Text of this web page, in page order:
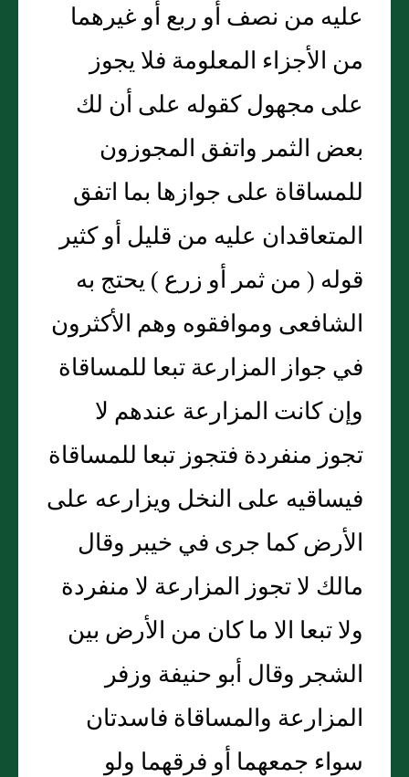
عليه من نصف أو ربع أو غيرهما
من الأجزاء المعلومة فلا يجوز
على مجهول كقوله على أن لك
بعض الثمر واتفق المجوزون
للمساقاة على جوازها بما اتفق
المتعاقدان عليه من قليل أو كثير
قوله ( من ثمر أو زرع ) يحتج به
الشافعى وموافقوه وهم الأكثرون
في جواز المزارعة تبعا للمساقاة
وإن كانت المزارعة عندهم لا
تجوز منفردة فتجوز تبعا للمساقاة
فيساقيه على النخل ويزارعه على
الأرض كما جرى في خيبر وقال
مالك لا تجوز المزارعة لا منفردة
ولا تبعا الا ما كان من الأرض بين
الشجر وقال أبو حنيفة وزفر
المزارعة والمساقاة فاسدتان
سواء جمعهما أو فرقهما ولو